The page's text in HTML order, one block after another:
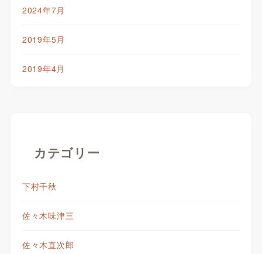
2024年7月
2019年5月
2019年4月
カテゴリー
下村千秋
佐々木味津三
佐々木直次郎